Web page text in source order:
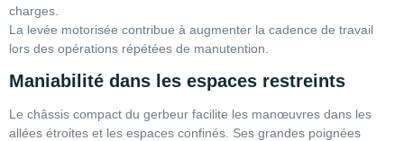
charges.
La levée motorisée contribue à augmenter la cadence de travail
lors des opérations répétées de manutention.
Maniabilité dans les espaces restreints
Le châssis compact du gerbeur facilite les manœuvres dans les
allées étroites et les espaces confinés. Ses grandes poignées